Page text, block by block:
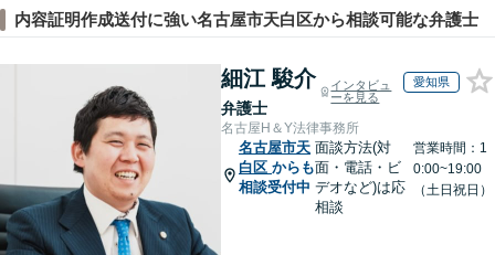
内容証明作成送付に強い名古屋市天白区から相談可能な弁護士
細江 駿介
弁護士
インタビュ
ーを見る
愛知県
名古屋H＆Y法律事務所
名古屋市天
白区 からも
相談受付中
面談方法(対
面・電話・ビ
デオなど)は応
相談
営業時間：1
0:00~19:00
（土日祝日）